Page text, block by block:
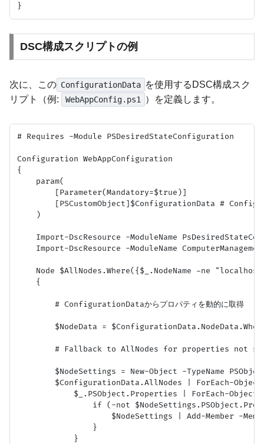
DSC構成スクリプトの例
次に、この ConfigurationData を使用するDSC構成スク
リプト（例:
WebAppConfig.ps1 ）を定義します。
# Requires -Module PSDesiredStateConfiguration
Configuration WebAppConfiguration
{
    param(
        [Parameter(Mandatory=$true)]
[PSCustomObject]$ConfigurationData #
    )
Import-DscResource -ModuleName
Import-DscResource -ModuleName
Node $AllNodes.Where({$_.NodeName -ne
    {
        # ConfigurationDataからプロパティを動的に取得
$NodeData =
# Fallback to AllNodes for properties not
$NodeSettings = New-Object -TypeName
$ConfigurationData.AllNodes | ForEach-Object
$_.PSObject.Properties | ForEach-Object
if (-not
$NodeSettings | Add-Member -
                }
            }